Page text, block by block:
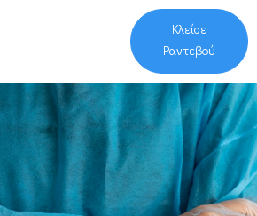
Κλείσε
Ραντεβού